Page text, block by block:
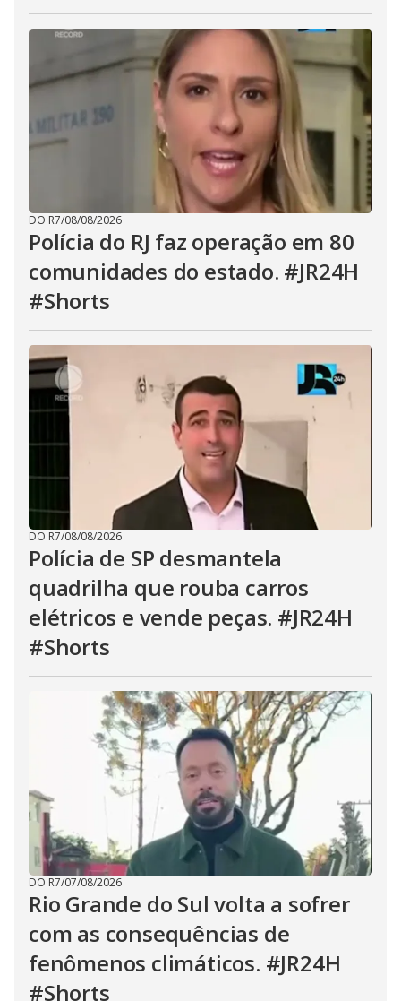
DO R7/08/08/2026
Polícia do RJ faz operação em 80
comunidades do estado. #JR24H
#Shorts
DO R7/08/08/2026
Polícia de SP desmantela
quadrilha que rouba carros
elétricos e vende peças. #JR24H
#Shorts
DO R7/07/08/2026
Rio Grande do Sul volta a sofrer
com as consequências de
fenômenos climáticos. #JR24H
#Shorts